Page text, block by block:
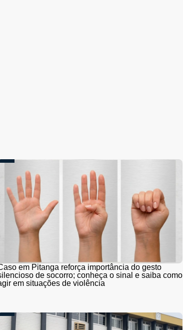
em Pitanga reforça importância do gesto
de socorro; conheça o sinal e saiba como
em situações de violência